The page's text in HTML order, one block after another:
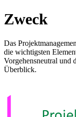
Zweck
Das
die wichtigsten
Vorgehensneutral und
Überblick.